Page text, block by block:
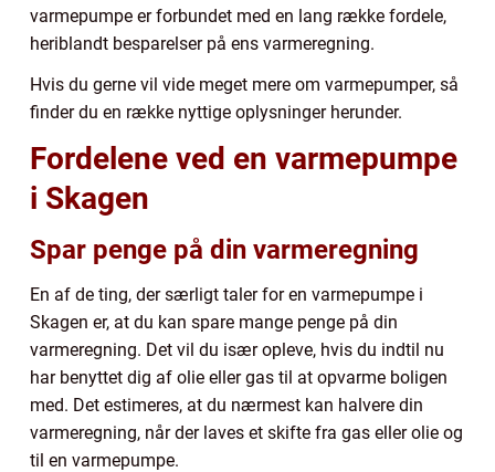
varmepumpe er forbundet med en lang række fordele,
heriblandt besparelser på ens varmeregning.
Hvis du gerne vil vide meget mere om varmepumper, så
finder du en række nyttige oplysninger herunder.
Fordelene ved en varmepumpe
i Skagen
Spar penge på din varmeregning
En af de ting, der særligt taler for en varmepumpe i
Skagen er, at du kan spare mange penge på din
varmeregning. Det vil du især opleve, hvis du indtil nu
har benyttet dig af olie eller gas til at opvarme boligen
med. Det estimeres, at du nærmest kan halvere din
varmeregning, når der laves et skifte fra gas eller olie og
til en varmepumpe.